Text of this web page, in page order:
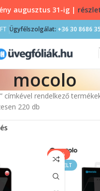
FT Ügyfélszolgálat: +36 30 8686
mocolo
címkével rendelkező
220 db
-43%
KIEMELT
augusztus 31-ig |